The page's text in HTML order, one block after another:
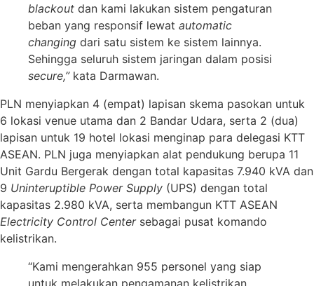
blackout dan kami lakukan sistem pengaturan
beban yang responsif lewat automatic
changing dari satu sistem ke sistem lainnya.
Sehingga seluruh sistem jaringan dalam posisi
secure,”kata Darmawan.
PLN menyiapkan 4 (empat) lapisan skema pasokan untuk
6 lokasi venue utama dan 2 Bandar Udara, serta 2 (dua)
lapisan untuk 19 hotel lokasi menginap para delegasi KTT
ASEAN. PLN juga menyiapkan alat pendukung berupa 11
Unit Gardu Bergerak dengan total kapasitas 7.940 kVA dan
9 Uninteruptible Power Supply (UPS) dengan total
kapasitas 2.980 kVA, serta membangun KTT ASEAN
Electricity Control Centersebagai pusat komando
kelistrikan.
“Kami mengerahkan 955 personel yang siap